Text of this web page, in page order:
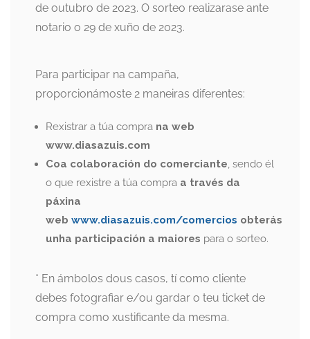
de outubro de 2023. O sorteo realizarase ante
notario o 29 de xuño de 2023.
Para participar na campaña,
proporcionámoste 2 maneiras diferentes:
Rexistrar a túa compra na web
www.diasazuis.com
Coa colaboración do comerciante, sendo él
o que rexistre a túa compra a través da
páxina
web www.diasazuis.com/comercios obterás
unha participación a maiores para o sorteo.
* En ámbolos dous casos, tí como cliente
debes fotografiar e/ou gardar o teu ticket de
compra como xustificante da mesma.